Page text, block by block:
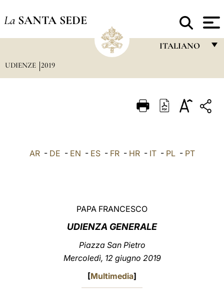
La SANTA SEDE
ITALIANO
ITALIANO
UDIENZE 2019
AR- DE - EN - ES- FR- HR- IT- PL- PT
PAPA FRANCESCO
UDIENZA GENERALE
Piazza San Pietro
Mercoledì, 12 giugno 2019
[Multimedia]